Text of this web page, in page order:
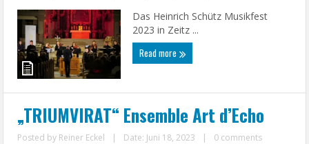
Das Heinrich Schütz Musikfest
2023 in Zeitz ...
Read more
„TRIUMVIRAT“ Ensemble Art d’Echo
Posted by Reiner Eckel | Date: Juni 18, 2023 | 0 comments